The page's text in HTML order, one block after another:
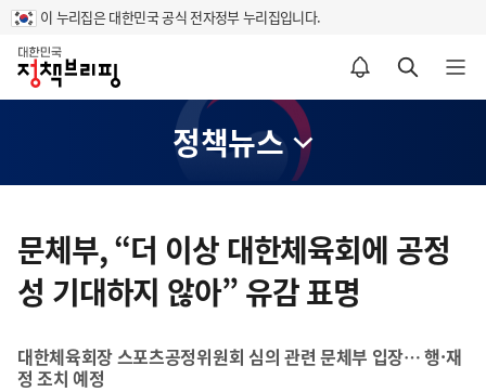
이 누리집은 대한민국 공식 전자정부 누리집입니다.
홈
알림설정 바로가기 검색 바로가기 메뉴 열기
정책뉴스
텐
츠
영
문체부, “더 이상 대한체육회에 공정
성 기대하지 않아” 유감 표명
대한체육회장 스포츠공정위원회 심의 관련 문체부 입장… 행·재
정 조치 예정